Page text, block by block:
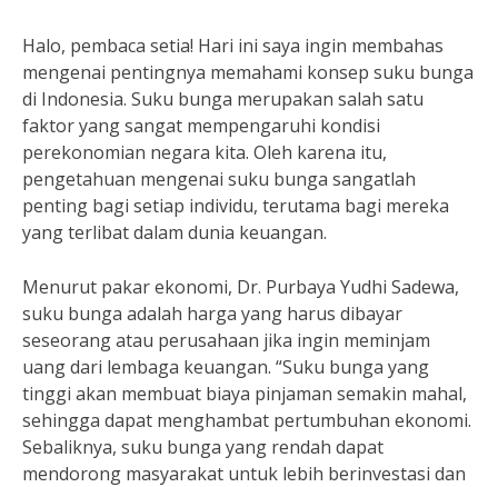
Halo, pembaca setia! Hari ini saya ingin membahas
mengenai pentingnya memahami konsep suku bunga
di Indonesia. Suku bunga merupakan salah satu
faktor yang sangat mempengaruhi kondisi
perekonomian negara kita. Oleh karena itu,
pengetahuan mengenai suku bunga sangatlah
penting bagi setiap individu, terutama bagi mereka
yang terlibat dalam dunia keuangan.
Menurut pakar ekonomi, Dr. Purbaya Yudhi Sadewa,
suku bunga adalah harga yang harus dibayar
seseorang atau perusahaan jika ingin meminjam
uang dari lembaga keuangan. “Suku bunga yang
tinggi akan membuat biaya pinjaman semakin mahal,
sehingga dapat menghambat pertumbuhan ekonomi.
Sebaliknya, suku bunga yang rendah dapat
mendorong masyarakat untuk lebih berinvestasi dan